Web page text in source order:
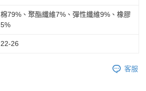
棉79%、聚酯纖維7%、彈性纖維9%、橡膠
5%
22-26
客服